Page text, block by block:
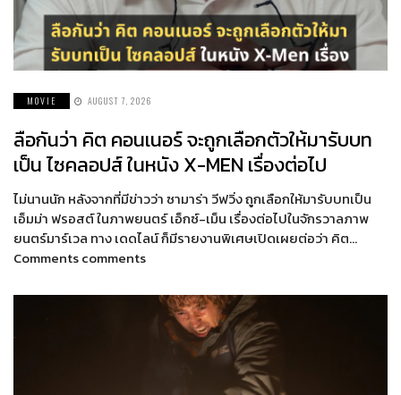
MOVIE AUGUST 7, 2026
ลือกันว่า คิต คอนเนอร์ จะถูกเลือกตัวให้มารับบท
เป็น ไซคลอปส์ ในหนัง X-MEN เรื่องต่อไป
ไม่นานนัก หลังจากที่มีข่าวว่า ซามาร่า วีฟวิ่ง ถูกเลือกให้มารับบทเป็น
เอ็มม่า ฟรอสต์ ในภาพยนตร์ เอ็กซ์-เม็น เรื่องต่อไปในจักรวาลภาพ
ยนตร์มาร์เวล ทาง เดดไลน์ ก็มีรายงานพิเศษเปิดเผยต่อว่า คิต…
Comments comments